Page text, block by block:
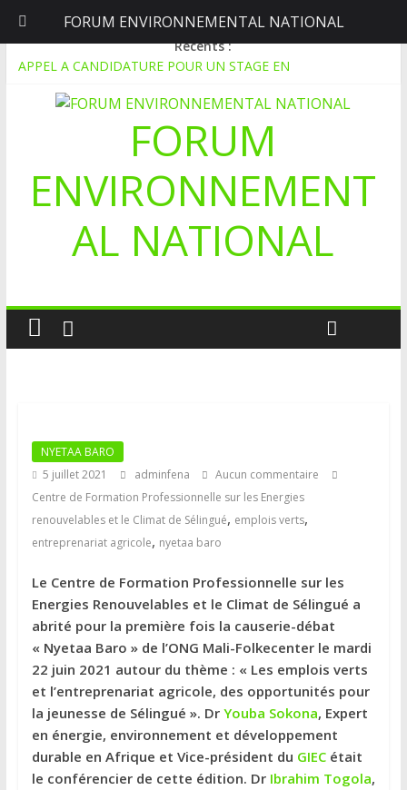
dimanche, août 9, 2026
Récents :
APPEL A CANDIDATURE POUR UN STAGE EN
Le blogging au service de l’écologie : Benbere montre la voie
Inondations : le Mali déclare l’état de catastrophe nationale
Mali-Folkecenter Nyetaa initie 20 jeunes à la protection de
À Garalo, l’Association des personnes handicapées lutte contre
le déboisement grâce au tissage métallique
FORUM
ENVIRONNEMENT
AL NATIONAL
NYETAA BARO
5 juillet 2021
adminfena
Aucun commentaire
Centre de Formation Professionnelle sur les Energies
renouvelables et le Climat de Sélingué, emplois verts,
entreprenariat agricole, nyetaa baro
Le Centre de Formation Professionnelle sur les
Energies Renouvelables et le Climat de Sélingué a
abrité pour la première fois la causerie-débat
« Nyetaa Baro » de l’ONG Mali-Folkecenter le mardi
22 juin 2021 autour du thème : « Les emplois verts
et l’entreprenariat agricole, des opportunités pour
la jeunesse de Sélingué ». Dr Youba Sokona, Expert
en énergie, environnement et développement
durable en Afrique et Vice-président du GIECétait
le conférencier de cette édition. Dr Ibrahim Togola,
FORUM ENVIRONNEMENTAL NATIONAL